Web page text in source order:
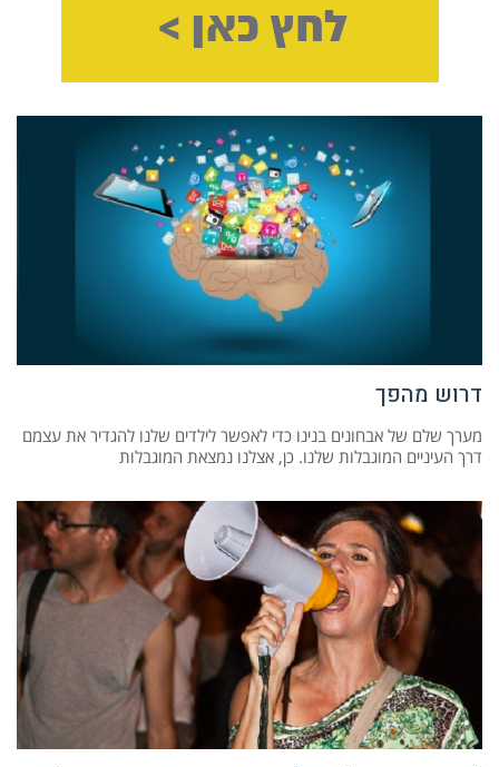
דרוש מהפך
מערך שלם של אבחונים בנינו כדי לאפשר לילדים שלנו להגדיר את עצמם
דרך העיניים המוגבלות שלנו. כן, אצלנו נמצאת המוגבלות